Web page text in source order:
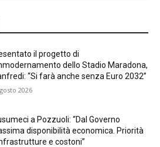
il progetto di
dello Stadio Maradona,
“Si farà anche senza Euro 2032”
2026
a Pozzuoli: “Dal Governo
disponibilità economica. Priorità
e costoni”